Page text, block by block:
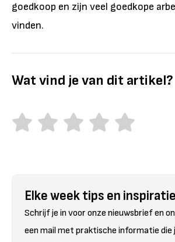
goedkoop en zijn veel goedkope
vinden.
Wat vind je van dit artikel?
Elke week tips en
Schrijf je in voor onze nieuwsbrief en
een mail met praktische informatie die